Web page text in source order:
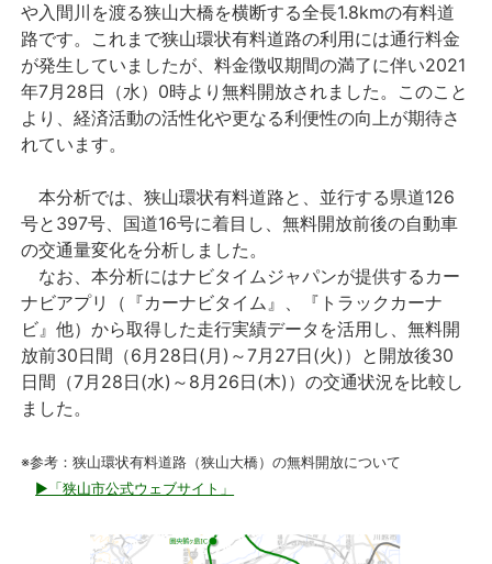
や入間川を渡る狭山大橋を横断する全長1.8kmの有料道
路です。これまで狭山環状有料道路の利用には通行料金
が発生していましたが、料金徴収期間の満了に伴い2021
年7月28日（水）0時より無料開放されました。このこと
より、経済活動の活性化や更なる利便性の向上が期待さ
れています。
本分析では、狭山環状有料道路と、並行する県道126
号と397号、国道16号に着目し、無料開放前後の自動車
の交通量変化を分析しました。
なお、本分析にはナビタイムジャパンが提供するカー
ナビアプリ（『カーナビタイム』、『トラックカーナ
ビ』他）から取得した走行実績データを活用し、無料開
放前30日間（6月28日(月)～7月27日(火)）と開放後30
日間（7月28日(水)～8月26日(木)）の交通状況を比較し
ました。
※参考：狭山環状有料道路（狭山大橋）の無料開放について
▶「狭山市公式ウェブサイト」